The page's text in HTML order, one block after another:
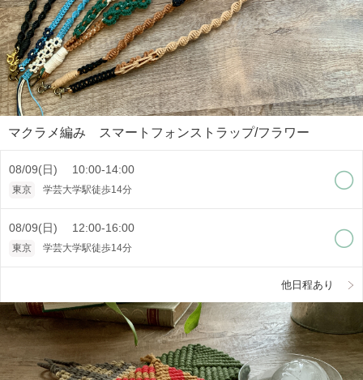
マクラメ編み スマートフォンストラップ/フラワー
08/09(日) 10:00-14:00
東京 学芸大学駅徒歩14分
08/09(日) 12:00-16:00
東京 学芸大学駅徒歩14分
他日程あり